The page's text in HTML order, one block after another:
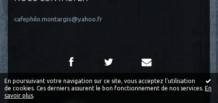
En poursuivant votre navigation sur ce site, vous acceptez l'utilisation
de cookies. Ces derniers assurent le bon fonctionnement de nos services. En
savoir plus.
cafephilo.montargis@yahoo.fr